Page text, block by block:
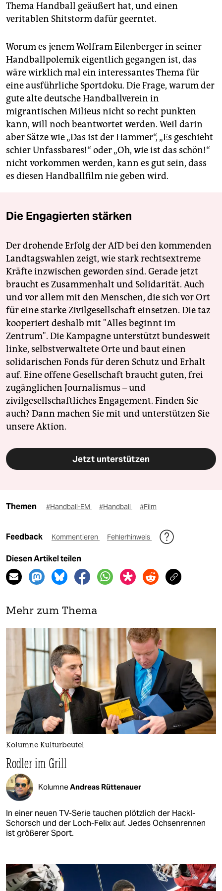
Thema Handball geäußert hat, und einen
veritablen Shitstorm dafür geerntet.
Worum es jenem Wolfram Eilenberger in seiner
Handballpolemik eigentlich gegangen ist, das
wäre wirklich mal ein interessantes Thema für
eine ausführliche Sportdoku. Die Frage, warum der
gute alte deutsche Handballverein in
migrantischen Milieus nicht so recht punkten
kann, will noch beantwortet werden. Weil darin
aber Sätze wie „Das ist der Hammer“, „Es geschieht
schier Unfassbares!“ oder „Oh, wie ist das schön!“
nicht vorkommen werden, kann es gut sein, dass
es diesen Handballfilm nie geben wird.
Die Engagierten stärken
Der drohende Erfolg der AfD bei den kommenden
Landtagswahlen zeigt, wie stark rechtsextreme
Kräfte inzwischen geworden sind. Gerade jetzt
braucht es Zusammenhalt und Solidarität. Auch
und vor allem mit den Menschen, die sich vor Ort
für eine starke Zivilgesellschaft einsetzen. Die taz
kooperiert deshalb mit "Alles beginnt im
Zentrum". Die Kampagne unterstützt bundesweit
linke, selbstverwaltete Orte und baut einen
solidarischen Fonds für deren Schutz und Erhalt
auf. Eine offene Gesellschaft braucht guten, frei
zugänglichen Journalismus – und
zivilgesellschaftliches Engagement. Finden Sie
auch? Dann machen Sie mit und unterstützen Sie
unsere Aktion.
Jetzt unterstützen
Themen #Handball-EM #Handball #Film
Feedback Kommentieren Fehlerhinweis
Diesen Artikel teilen
Mehr zum Thema
Kolumne Kulturbeutel
Rodler im Grill
KolumneAndreas Rüttenauer
In einer neuen TV-Serie tauchen plötzlich der Hackl-
Schorsch und der Loch-Felix auf. Jedes Ochsenrennen
ist größerer Sport.